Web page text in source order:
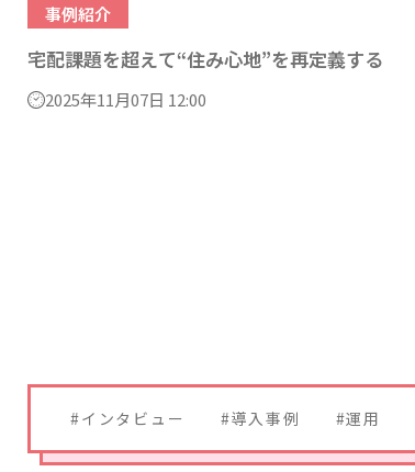
事例紹介
宅配課題を超えて“住み心地”を再定義する
2025年11月07日 12:00
#インタビュー #導入事例 #運用